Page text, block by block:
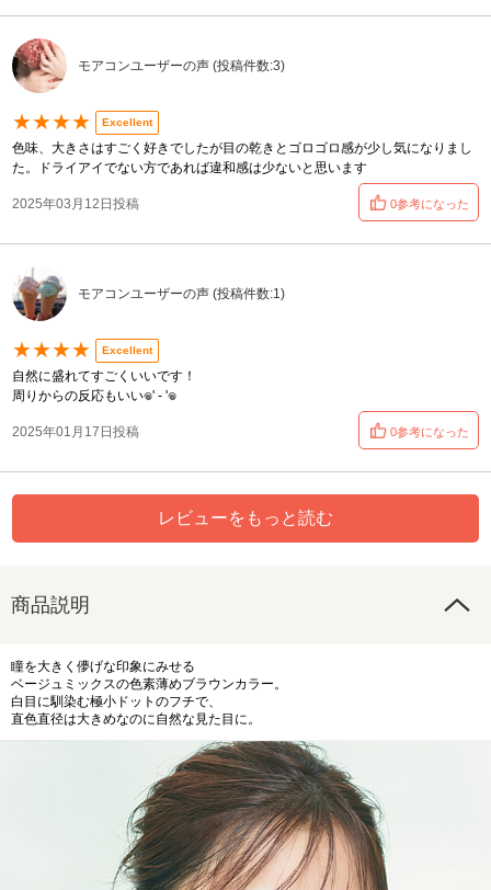
モアコンユーザーの声 (投稿件数:3)
★★★★ Excellent
色味、大きさはすごく好きでしたが目の乾きとゴロゴロ感が少し気になりまし
た。ドライアイでない方であれば違和感は少ないと思います
2025年03月12日投稿 0参考になった
モアコンユーザーの声 (投稿件数:1)
★★★★ Excellent
自然に盛れてすごくいいです！
周りからの反応もいい𖦹‎' ‐ '𖦹‎‎
2025年01月17日投稿 0参考になった
レビューをもっと読む
商品説明
瞳を大きく儚げな印象にみせる
ベージュミックスの色素薄めブラウンカラー。
白目に馴染む極小ドットのフチで、
直色直径は大きめなのに自然な見た目に。